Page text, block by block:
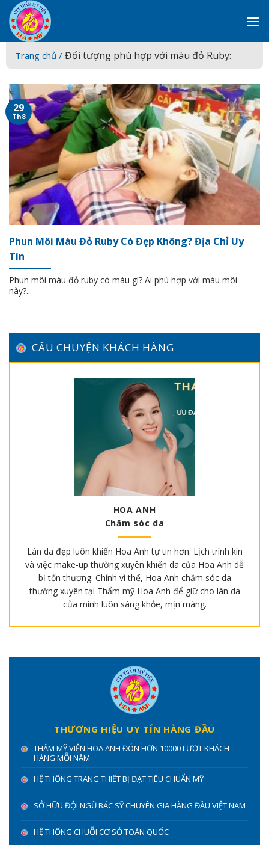
Skip
to
content
Trang chủ / Đối tượng phù hợp với màu đỏ Ruby:
Phun Môi Màu Đỏ Ruby Có Đẹp Không? Địa Chỉ Uy
Tín
Phun môi màu đỏ ruby ​​có màu gì? Ai phù hợp với màu môi
này?...
29
Th8
CÂU CHUYỆN KHÁCH HÀNG
HOA ANH
Chăm sóc da
Làn da đẹp luôn khiến Hoa Anh tự tin hơn. Lịch trình kín
và việc make-up thường xuyên khiến da của Hoa Anh dễ
bị tổn thương. Chính vì thế, Hoa Anh chăm sóc da
thường xuyên tại Thẩm mỹ Hoa Anh để giữ cho làn da
của mình luôn sáng khỏe, mịn màng.
THƯƠNG HIỆU UY TÍN HÀNG ĐẦU
THẨM MỸ VIỆN HOA ANH ĐÓN HƠN 10000 LƯỢT KHÁCH
HÀNG MỖI NĂM
HỆ THỐNG TRANG THIẾT BỊ ĐẠT TIÊU CHUẨN MỸ
SỞ HỮU ĐỘI NGŨ BÁC SỸ CHUYÊN GIA HÀNG ĐẦU VIỆT NAM
HỆ THỐNG CHUỖI CƠ SỞ TOÀN QUỐC